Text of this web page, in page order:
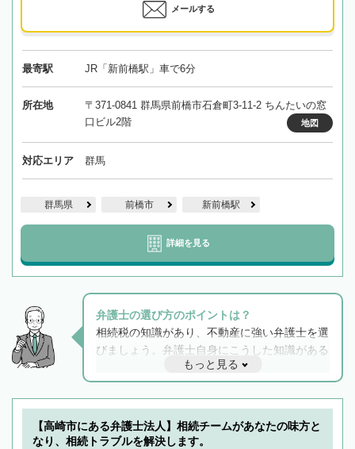
メールする
最寄駅 JR「新前橋駅」車で6分
所在地
〒371-0841 群馬県前橋市石倉町3-11-2 ちんたいの窓
口ビル2階
地図
対応エリア 群馬
群馬県 前橋市 新前橋駅
詳細を見る
弁護士の選び方のポイントは？
相続税の知識があり、不動産に強い弁護士を選
びましょう。弁護士自身にこうした知識がある
と他士業との連携もスムーズに進み、トラブル
解決のみならず相続をトータルで任せることが
できます。また、相続は感情がからむ分野なの
でフィーリングも重要です。実際に電話や面談
で複数の弁護士と会話をしてウマが合う方に依
もっと見る
【高崎市にある弁護士法人】相続チームがあなたの味方と
なり、相続トラブルを解決します。